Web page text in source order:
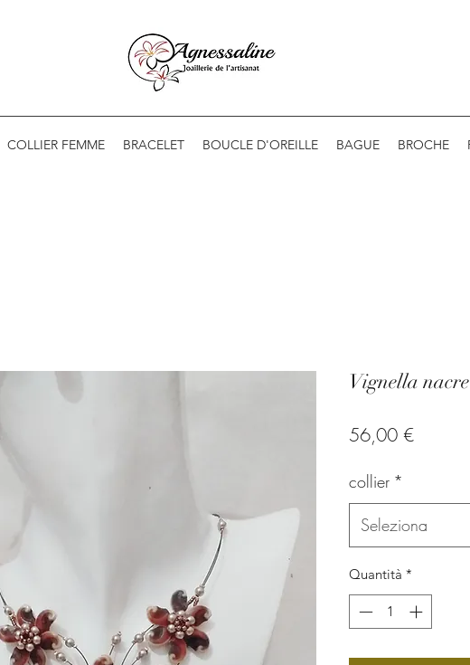
COLLIER FEMME BRACELET BOUCLE D'OREILLE BAGUE BROCHE
Vignella nacre
56,00 €Prezzo
collier *
Seleziona
Quantità *